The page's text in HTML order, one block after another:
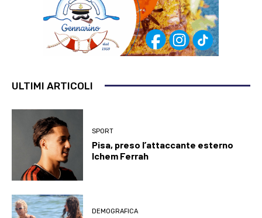
ULTIMI ARTICOLI
SPORT
Pisa, preso l’attaccante esterno
Ichem Ferrah
DEMOGRAFICA